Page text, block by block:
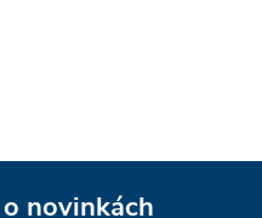
novinkách